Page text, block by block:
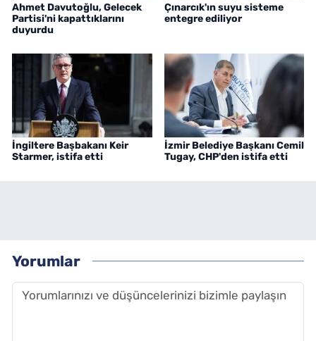
Ahmet Davutoğlu, Gelecek
Partisi'ni kapattıklarını
duyurdu
Çınarcık'ın suyu sisteme
entegre ediliyor
İngiltere Başbakanı Keir
Starmer, istifa etti
İzmir Belediye Başkanı Cemil
Tugay, CHP'den istifa etti
Yorumlar